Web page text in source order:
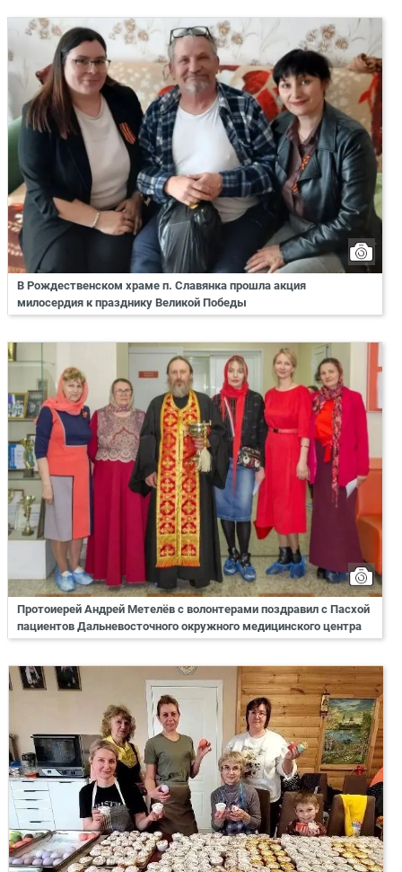
В Рождественском храме п. Славянка прошла акция
милосердия к празднику Великой Победы
Протоиерей Андрей Метелёв с волонтерами поздравил с Пасхой
пациентов Дальневосточного окружного медицинского центра